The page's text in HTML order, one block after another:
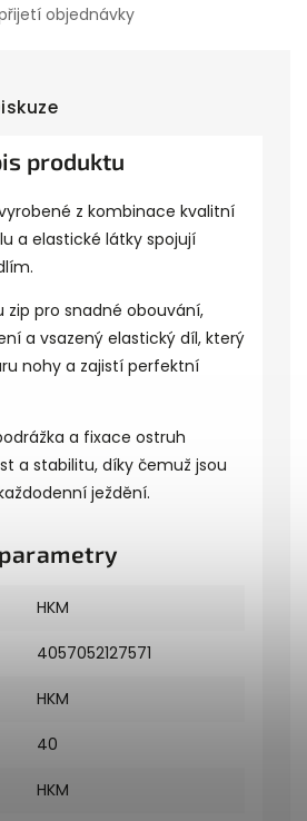
objednávky
produktu
z kombinace kvalitní
a elastické látky spojují
zip pro snadné obouvání,
a vsazený elastický díl, který
nohy a zajistí perfektní
a fixace ostruh
a stabilitu, díky čemuž jsou
ježdění.
HKM
4057052127571
HKM
40
HKM